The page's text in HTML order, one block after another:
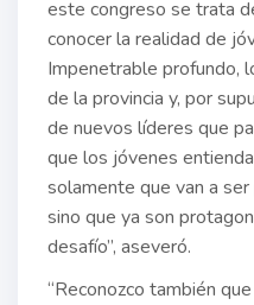
este congreso se trata
conocer la realidad de
Impenetrable profundo,
de la provincia y, por
de nuevos líderes que
que los jóvenes
solamente que van a
sino que ya son
desafío”, aseveró.
“Reconozco también